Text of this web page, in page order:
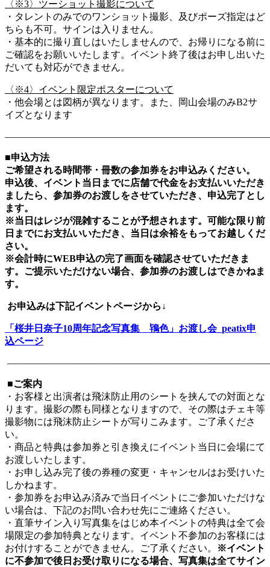
〈※3〉ツーショット撮影について
・タレントのみでのワンショット撮影、及びポーズ指定はど
ちらも不可。サインは入りません。
・基本的に撮り直しはいたしませんので、お帰りになる前に
ご確認をお願いいたします。イベント終了後はお申し出いた
だいても対応ができません。
〈※4〉イベント限定ポスターについて
・他会場とは図柄が異なります。また、岡山会場のみB2サ
イズとなります
■申込方法
ご希望される時間帯・冊数の参加券をお申込みください。
申込後、イベント当日までに店舗で代金をお支払いいただき
ましたら、参加券のお渡しをさせていただき、申込完了とし
ます。
※当日はレジが混雑することが予想されます。可能な限り前
日までにお支払いいただき、当日は余裕をもってお越しくだ
さい。
※会計時にWEB申込の完了画面を確認させていただきま
す。ご提示いただけない場合、参加券のお渡しはできかねま
す。
お申込みは下記イベントページから↓
「桜井日奈子10周年記念写真集 鴇色」お渡し会_peatix申
込ページ
■ご案内
・お客様と出演者は飛沫防止用のシートを挟んでの対面とな
ります。撮影の際も同様となりますので、その際はチェキ等
撮影物には飛沫防止シートが写りこみます。ご了承くださ
い。
・商品と特典は参加券と引き換えにイベント当日に会場にて
お渡しいたします。
・お申し込み完了後の券種の変更・キャンセルはお受けいた
しかねます。
・参加券をお申込み済みで当日イベントにご参加いただけな
い場合は、下記のお問い合わせ先にご連絡ください。
・直筆サイン入り写真集をはじめ本イベントの特典は全て会
場限定の参加特典となります。イベント不参加のお客様には
お付けすることができません。ご了承ください。
※イベント
に不参加で後日お受け取りになる場合、写真集は全てサイン